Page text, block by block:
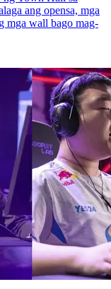
ang opensa, mga
mga wall bago mag-